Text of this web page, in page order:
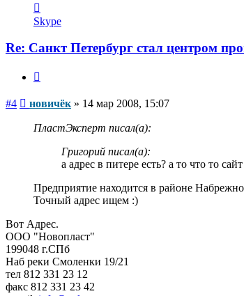
информация
пользователя
новичёк
Skype
Re: Санкт Петербург стал центром
#4 Сообщение
новичёк » 14 мар 2008, 15:07
ПластЭксперт писал(а):
Григорий писал(а):
а адрес в питере есть? а то что то
Предприятие находится в районе
Точный адрес ищем :)
Вот Адрес.
ООО "Новопласт"
199048 г.СПб
Наб реки Смоленки 19/21
тел 812 331 23 12
факс 812 331 23 42